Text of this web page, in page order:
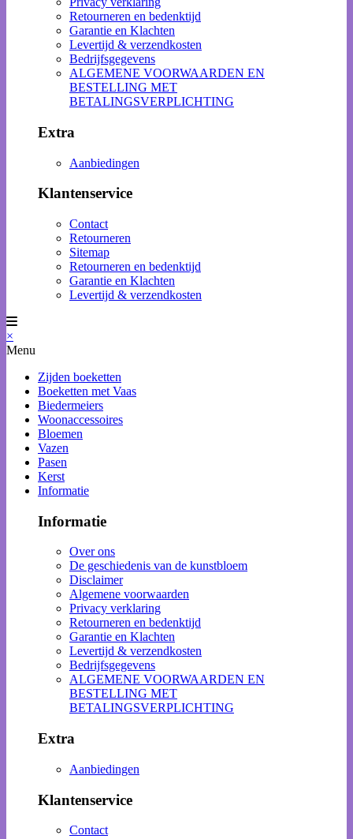
Retourneren en bedenktijd
Garantie en Klachten
Levertijd & verzendkosten
Bedrijfsgegevens
ALGEMENE VOORWAARDEN EN
BESTELLING MET
BETALINGSVERPLICHTING
Extra
Aanbiedingen
Klantenservice
Contact
Retourneren
Sitemap
Retourneren en bedenktijd
Garantie en Klachten
Levertijd & verzendkosten
×
Menu
Zijden boeketten
Boeketten met Vaas
Biedermeiers
Woonaccessoires
Bloemen
Vazen
Pasen
Kerst
Informatie
Informatie
Over ons
De geschiedenis van de kunstbloem
Disclaimer
Algemene voorwaarden
Privacy verklaring
Retourneren en bedenktijd
Garantie en Klachten
Levertijd & verzendkosten
Bedrijfsgegevens
ALGEMENE VOORWAARDEN EN
BESTELLING MET
BETALINGSVERPLICHTING
Extra
Aanbiedingen
Klantenservice
Contact